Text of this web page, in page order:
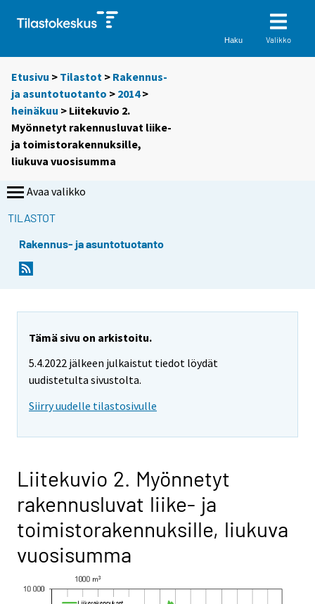
Haku Valikko
Etusivu > Tilastot > Rakennus-
ja asuntotuotanto > 2014>
heinäkuu > Liitekuvio 2.
Myönnetyt rakennusluvat liike-
ja toimistorakennuksille,
liukuva vuosisumma
Avaa valikko
TILASTOT
Rakennus- ja asuntotuotanto
Tämä sivu on arkistoitu.
5.4.2022 jälkeen julkaistut tiedot löydät
uudistetulta sivustolta.
Siirry uudelle tilastosivulle
Liitekuvio 2. Myönnetyt
rakennusluvat liike- ja
toimistorakennuksille, liukuva
vuosisumma